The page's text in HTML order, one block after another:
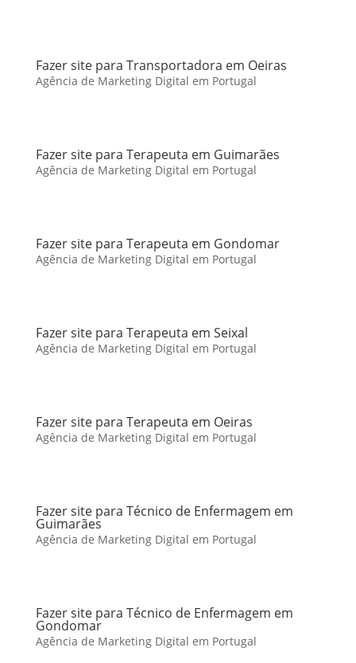
Fazer site para Transportadora em Oeiras
Agência de Marketing Digital em Portugal
Fazer site para Terapeuta em Guimarães
Agência de Marketing Digital em Portugal
Fazer site para Terapeuta em Gondomar
Agência de Marketing Digital em Portugal
Fazer site para Terapeuta em Seixal
Agência de Marketing Digital em Portugal
Fazer site para Terapeuta em Oeiras
Agência de Marketing Digital em Portugal
Fazer site para Técnico de Enfermagem em
Guimarães
Agência de Marketing Digital em Portugal
Fazer site para Técnico de Enfermagem em
Gondomar
Agência de Marketing Digital em Portugal